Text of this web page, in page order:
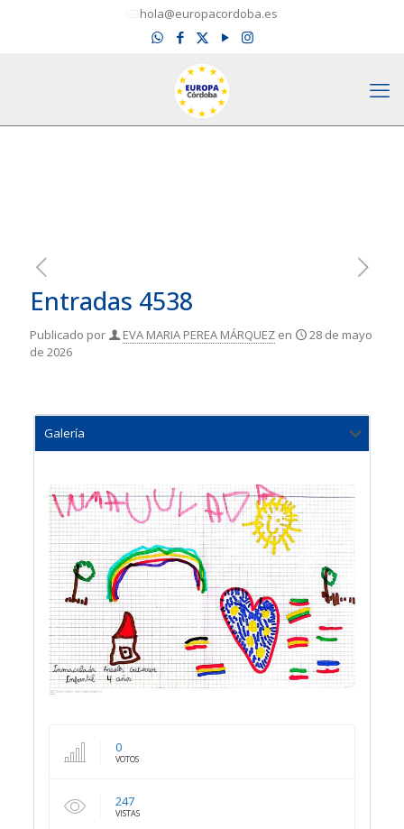
hola@europacordoba.es
Entradas 4538
Publicado por EVA MARIA PEREA MÁRQUEZ en
28 de mayo
de 2026
0
VOTOS
247
VISTAS